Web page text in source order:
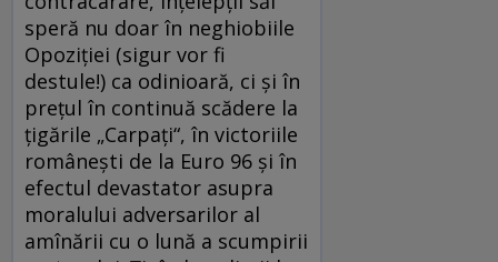
speră nu doar în neghiobiile
Opoziției (sigur vor fi
destule!) ca odinioară, ci și în
prețul în continuă scădere la
țigările „Carpați“, în victoriile
românești de la Euro 96 și în
efectul devastator asupra
moralului adversarilor al
amînării cu o lună a scumpirii